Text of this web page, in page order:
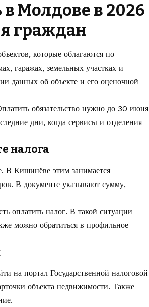
Молдове в 2026
граждан
которые облагаются по
гаражах, земельных участках и
данных об объекте и его оценочной
обязательство нужно до 30 июня
дни, когда сервисы и отделения
налога
В Кишинёве этим занимается
В документе указывают сумму,
оплатить налог. В такой ситуации
можно обратиться в профильное
на портал Государственной налоговой
объекта недвижимости. Также